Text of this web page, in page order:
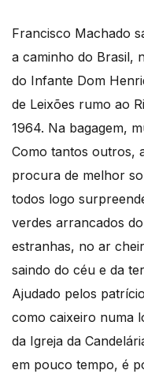
Francisco Machado
a caminho do Brasil,
do Infante Dom
de Leixões rumo ao
1964. Na bagagem,
Como tantos outros,
procura de melhor
todos logo
verdes arrancados
estranhas, no ar
saindo do céu e da
Ajudado pelos
como caixeiro numa
da Igreja da
em pouco tempo, é